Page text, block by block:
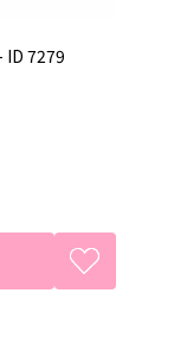
ID 7279